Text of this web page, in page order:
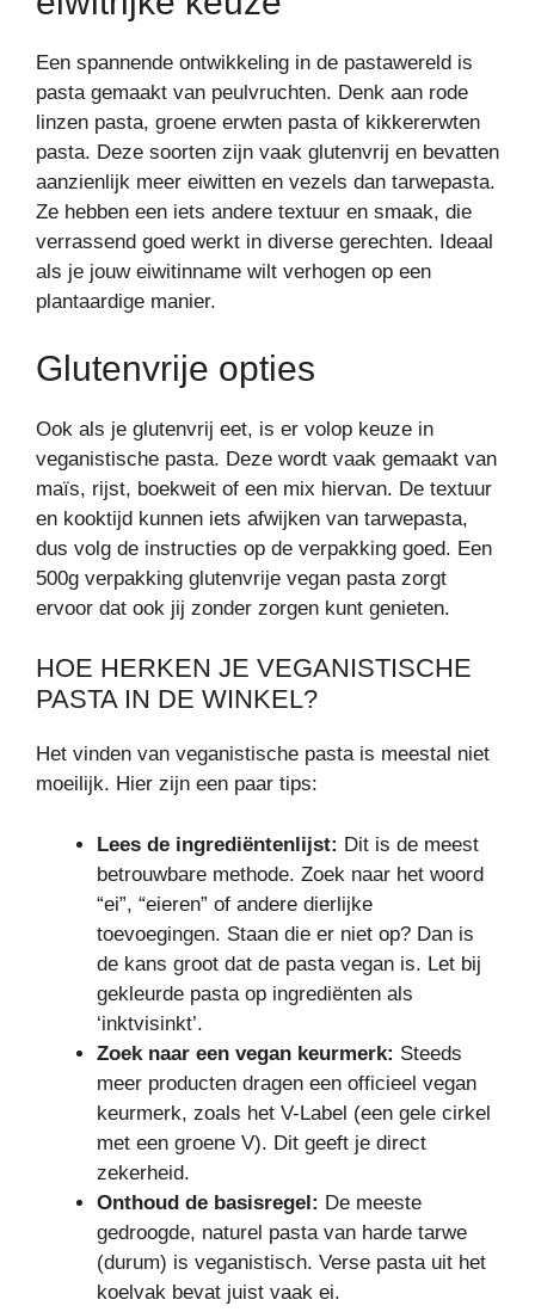
Een spannende ontwikkeling in de pastawereld is
pasta gemaakt van peulvruchten. Denk aan rode
linzen pasta, groene erwten pasta of kikkererwten
pasta. Deze soorten zijn vaak glutenvrij en bevatten
aanzienlijk meer eiwitten en vezels dan tarwepasta.
Ze hebben een iets andere textuur en smaak, die
verrassend goed werkt in diverse gerechten. Ideaal
als je jouw eiwitinname wilt verhogen op een
plantaardige manier.
Glutenvrije opties
Ook als je glutenvrij eet, is er volop keuze in
veganistische pasta. Deze wordt vaak gemaakt van
maïs, rijst, boekweit of een mix hiervan. De textuur
en kooktijd kunnen iets afwijken van tarwepasta,
dus volg de instructies op de verpakking goed. Een
500g verpakking glutenvrije vegan pasta zorgt
ervoor dat ook jij zonder zorgen kunt genieten.
HOE HERKEN JE VEGANISTISCHE
PASTA IN DE WINKEL?
Het vinden van veganistische pasta is meestal niet
moeilijk. Hier zijn een paar tips:
Lees de ingrediëntenlijst: Dit is de meest
betrouwbare methode. Zoek naar het woord
“ei”, “eieren” of andere dierlijke
toevoegingen. Staan die er niet op? Dan is
de kans groot dat de pasta vegan is. Let bij
gekleurde pasta op ingrediënten als
‘inktvisinkt’.
Zoek naar een vegan keurmerk: Steeds
meer producten dragen een officieel vegan
keurmerk, zoals het V-Label (een gele cirkel
met een groene V). Dit geeft je direct
zekerheid.
Onthoud de basisregel: De meeste
gedroogde, naturel pasta van harde tarwe
(durum) is veganistisch. Verse pasta uit het
koelvak bevat juist vaak ei.